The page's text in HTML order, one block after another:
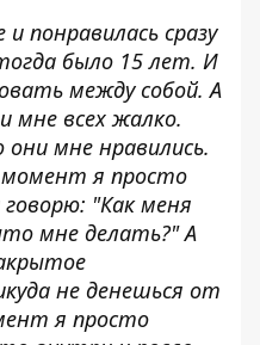
понравилась сразу
было 15 лет. И
между собой. А
мне всех жалко.
мне нравились.
я просто
"Как меня
мне делать?" А
не денешься от
я просто